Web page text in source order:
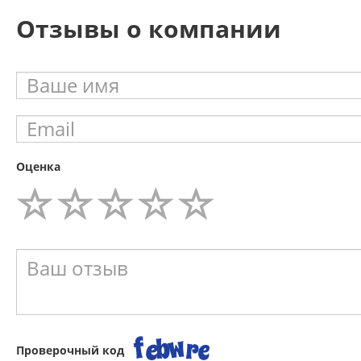
Отзывы о компании
Оценка
Проверочный код